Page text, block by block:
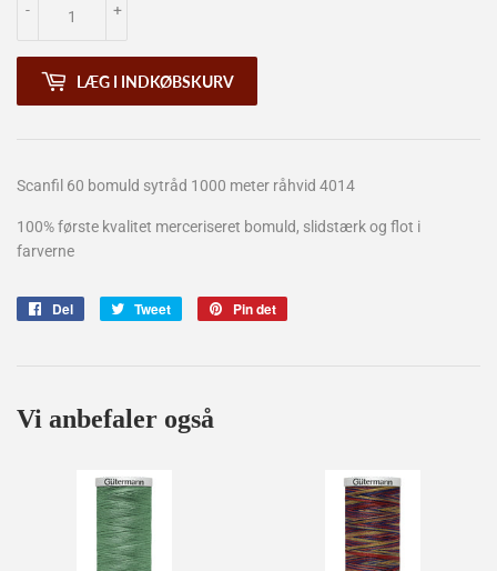
+
-
LÆG I INDKØBSKURV
Scanfil 60 bomuld sytråd 1000 meter råhvid 4014
100% første kvalitet merceriseret bomuld, slidstærk og flot i
farverne
Del Tweet
Tweet
Pin det
Vi anbefaler også